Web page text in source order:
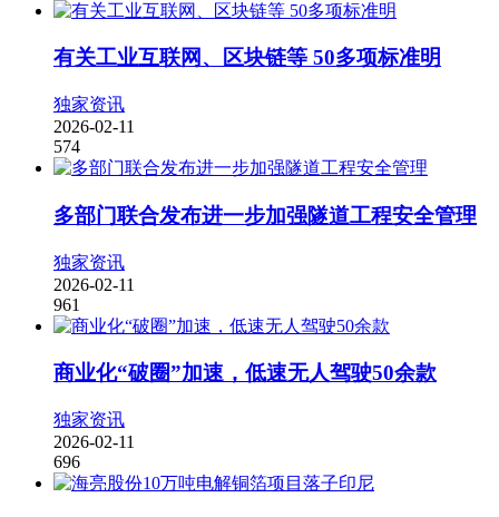
有关工业互联网、区块链等 50多项标准明
独家资讯
2026-02-11
574
多部门联合发布进一步加强隧道工程安全管理
独家资讯
2026-02-11
961
商业化“破圈”加速，低速无人驾驶50余款
独家资讯
2026-02-11
696